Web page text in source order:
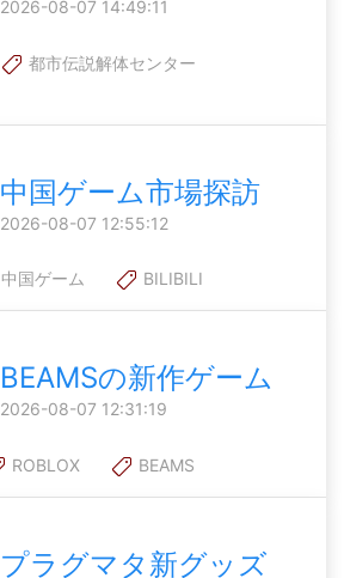
2026-08-07 14:49:11
都市伝説解体センター
中国ゲーム市場探訪
2026-08-07 12:55:12
中国ゲーム BILIBILI
BEAMSの新作ゲーム
2026-08-07 12:31:19
ROBLOX BEAMS
プラグマタ新グッズ